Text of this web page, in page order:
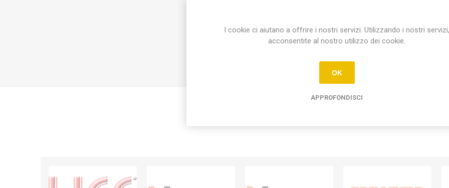
INVIA
I cookie ci aiutano a offrire i nostri servizi. Utilizzando i nostri servizi,
acconsentite al nostro utilizzo dei cookie.
OK
APPROFONDISCI